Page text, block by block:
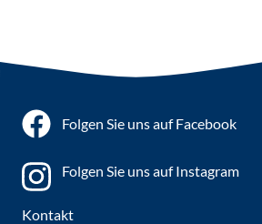
Folgen Sie uns auf Facebook
Folgen Sie uns auf Instagram
Kontakt